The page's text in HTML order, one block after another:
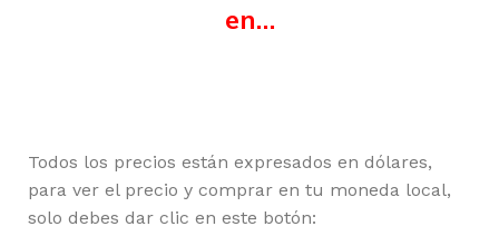
en…
Todos los precios están expresados en dólares,
para ver el precio y comprar en tu moneda local,
solo debes dar clic en este botón: